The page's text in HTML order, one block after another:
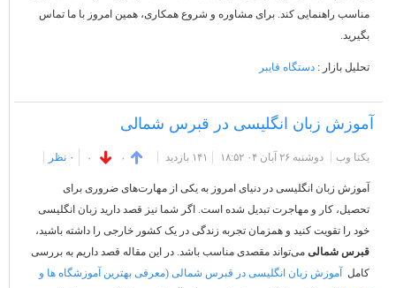
مناسب راهنمایی کند. برای مشاوره و شروع همکاری، همین امروز با ما تماس
بگیرید.
تحلیل بازار : دستگاه‌ فایبر
آموزش زبان انگلیسی در قبرس شمالی
یکتا وب دوشنبه ۲۶ آبان ۰۴ ۱۸:۵۲ ۱۴۱ بازديد ۰ ۰ ۰ نظر
آموزش زبان انگلیسی در دنیای امروز به یکی از مهارت‌های ضروری برای
تحصیل، کار و مهاجرت تبدیل شده است. اگر شما نیز قصد دارید زبان انگلیسی
خود را تقویت کنید و همزمان تجربه زندگی در یک کشور خارجی را داشته باشید،
قبرس شمالی می‌تواند مقصدی مناسب باشد. در این مقاله قصد داریم به بررسی
کامل
آموزش زبان انگلیسی در قبرس شمالی (معرفی بهترین آموزشگاه ها و